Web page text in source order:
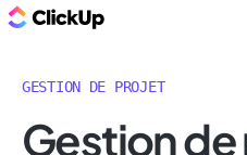
GESTION DE PROJET
Gestion